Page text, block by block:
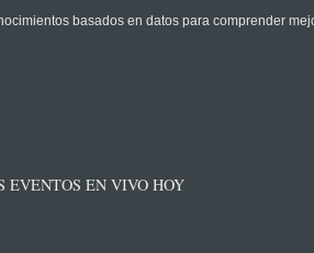
basados en datos para comprender
EVENTOS EN VIVO HOY